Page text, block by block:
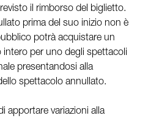
il rimborso del biglietto.
prima del suo inizio non è
potrà acquistare un
intero per uno degli spettacoli
presentandosi alla
spettacolo annullato.
apportare variazioni alla